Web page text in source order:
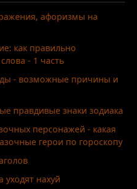
афоризмы на
как правильно
- 1 часть
- возможные причины и
правдивые знаки зодиака
персонажей - какая
герои по гороскопу
уходят нахуй